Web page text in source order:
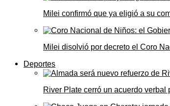
Milei confirmó que ya eligió a su
Milei disolvió por decreto el Coro
Deportes
River Plate cerró un acuerdo